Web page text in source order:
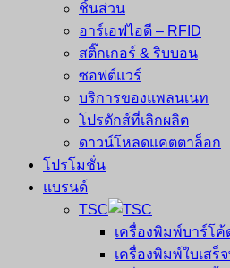
ชิ้นส่วน
อาร์เอฟไอดี – RFID
สติ๊กเกอร์ & ริบบอน
ซอฟต์แวร์
บริการของแพลนเนท
โปรดักส์ที่เลิกผลิต
ดาวน์โหลดแคตตาล็อก
โปรโมชั่น
แบรนด์
TSC
เครื่องพิมพ์บาร์โค้
เครื่องพิมพ์ใบเสร็